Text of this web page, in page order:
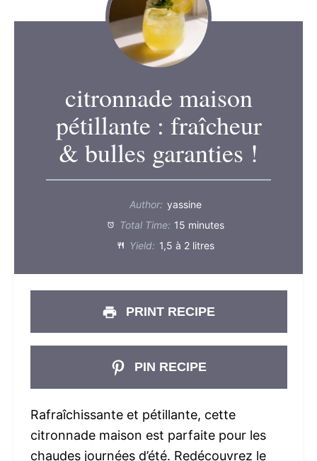
citronnade maison
pétillante : fraîcheur
& bulles garanties !
Author: yassine
Total Time: 15 minutes
Yield: 1,5 à 2 litres
PRINT RECIPE
PIN RECIPE
Rafraîchissante et pétillante, cette
citronnade maison est parfaite pour les
chaudes journées d’été. Redécouvrez le